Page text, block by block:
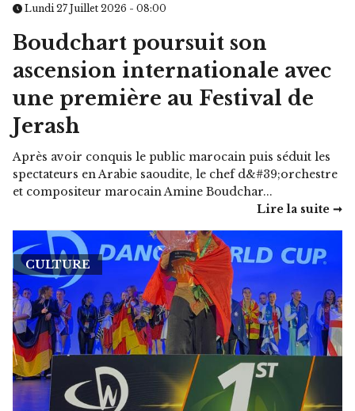
Lundi 27 Juillet 2026 - 08:00
Boudchart poursuit son
ascension internationale avec
une première au Festival de
Jerash
Après avoir conquis le public marocain puis séduit les
spectateurs en Arabie saoudite, le chef d&#39;orchestre
et compositeur marocain Amine Boudchar...
Lire la suite ➞
CULTURE